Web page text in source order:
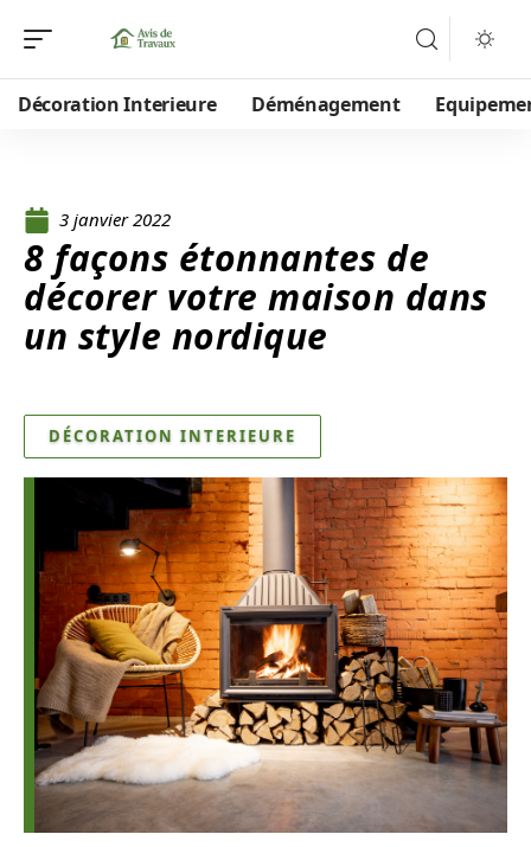
Décoration Interieure Déménagement
3 janvier 2022
8 façons étonnantes de
décorer votre maison dans
un style nordique
DÉCORATION INTERIEURE